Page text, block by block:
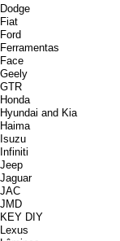
Dodge
Fiat
Ford
Ferramentas
Face
Geely
GTR
Honda
Hyundai and Kia
Haima
Isuzu
Infiniti
Jeep
Jaguar
JAC
JMD
KEY DIY
Lexus